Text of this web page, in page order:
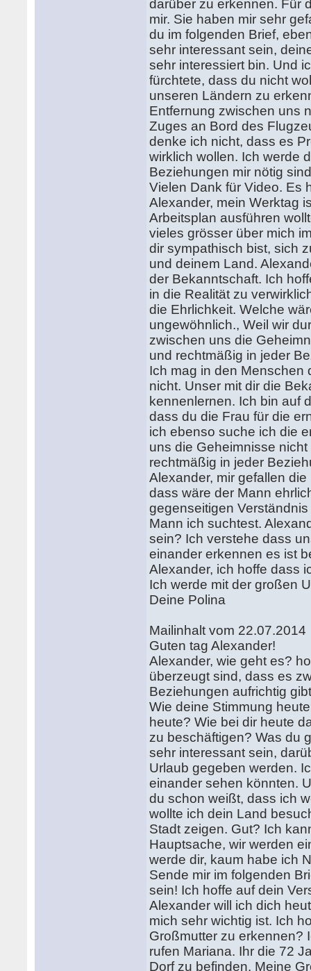
darüber zu erkennen. Für
mir. Sie haben mir sehr
du im folgenden Brief,
sehr interessant sein,
sehr interessiert bin. Und
fürchtete, dass du nicht
unseren Ländern zu
Entfernung zwischen uns
Zuges an Bord des
denke ich nicht, dass es
wirklich wollen. Ich werde
Beziehungen mir nötig
Vielen Dank für Video. Es
Alexander, mein Werktag
Arbeitsplan ausführen
vieles grösser über mich
dir sympathisch bist, sich
und deinem Land.
der Bekanntschaft. Ich
in die Realität zu
die Ehrlichkeit. Welche
ungewöhnlich., Weil wir
zwischen uns die
und rechtmäßig in jeder
Ich mag in den Menschen
nicht. Unser mit dir die
kennenlernen. Ich bin auf
dass du die Frau für die
ich ebenso suche ich die
uns die Geheimnisse
rechtmäßig in jeder
Alexander, mir gefallen
dass wäre der Mann
gegenseitigen
Mann ich suchtest.
sein? Ich verstehe dass
einander erkennen es ist
Alexander, ich hoffe dass
Ich werde mit der großen
Deine Polina
Mailinhalt vom 22.07.2014
Guten tag Alexander!
Alexander, wie geht es?
überzeugt sind, dass es
Beziehungen aufrichtig
Wie deine Stimmung
heute? Wie bei dir heute
zu beschäftigen? Was du
sehr interessant sein,
Urlaub gegeben werden.
einander sehen könnten.
du schon weißt, dass ich
wollte ich dein Land
Stadt zeigen. Gut? Ich
Hauptsache, wir werden
werde dir, kaum habe ich
Sende mir im folgenden
sein! Ich hoffe auf dein
Alexander will ich dich
mich sehr wichtig ist. Ich
Großmutter zu erkennen?
rufen Mariana. Ihr die 72
Dorf zu befinden. Meine